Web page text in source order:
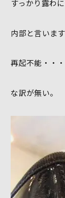
すっかり露わ
内部と言いま
再起不能・・・
な訳が無い。